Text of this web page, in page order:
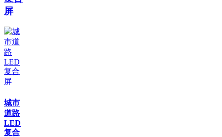
屏
城市
道路
LED
复合